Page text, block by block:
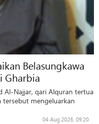
Belasungkawa
Gharbia
Al-Najjar, qari Alquran tertua
mengeluarkan
04 Aug 2026, 09:20